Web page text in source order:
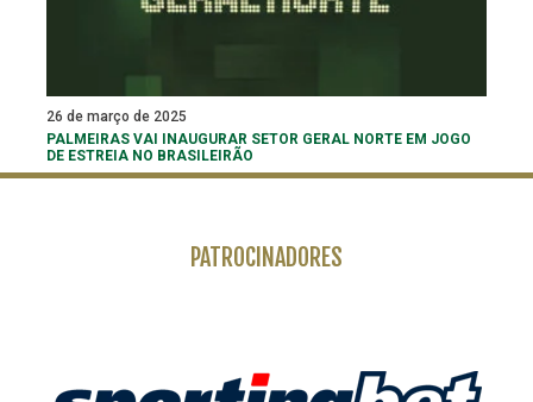
26 de março de 2025
PALMEIRAS VAI INAUGURAR SETOR GERAL NORTE EM JOGO
DE ESTREIA NO BRASILEIRÃO
PATROCINADORES